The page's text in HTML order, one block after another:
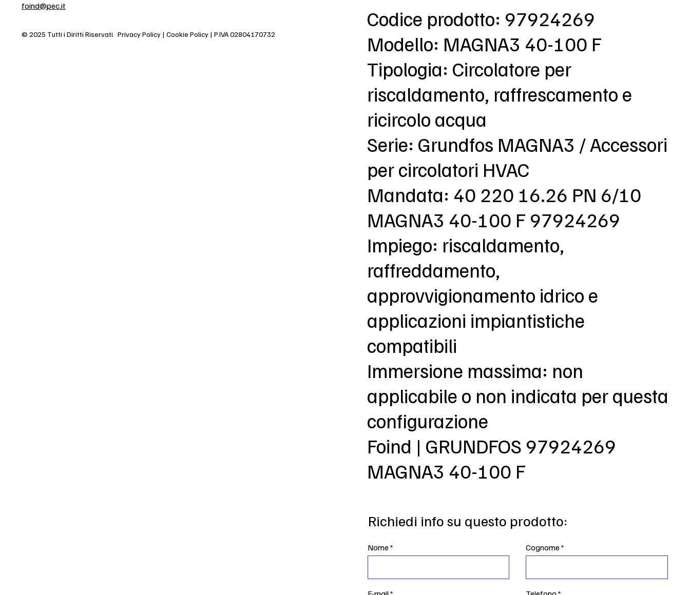
foind@pec.it
© 2025 Tutti i Diritti Riservati. Privacy Policy | Cookie Policy | P.IVA 02804170732
Codice prodotto: 97924269
Modello: MAGNA3 40-100 F
Tipologia: Circolatore per
riscaldamento, raffrescamento e
ricircolo acqua
Serie: Grundfos MAGNA3 / Accessori
per circolatori HVAC
Mandata: 40 220 16.26 PN 6/10
MAGNA3 40-100 F 97924269
Impiego: riscaldamento,
raffreddamento,
approvvigionamento idrico e
applicazioni impiantistiche
compatibili
Immersione massima: non
applicabile o non indicata per questa
configurazione
Foind | GRUNDFOS 97924269
MAGNA3 40-100 F
Richiedi info su questo prodotto:
Nome Cognome